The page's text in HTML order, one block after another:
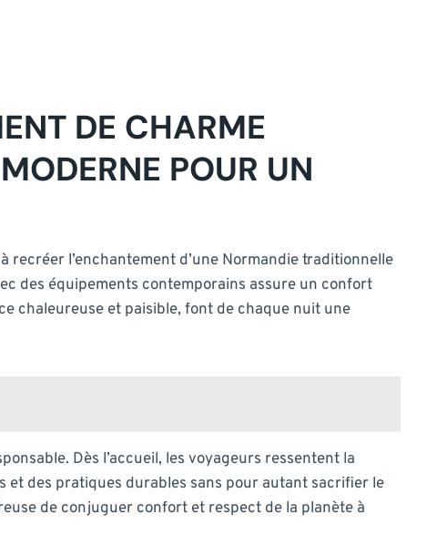
DE CHARME
POUR UN
recréer l’enchantement d’une Normandie traditionnelle
des équipements contemporains assure un confort
chaleureuse et paisible, font de chaque nuit une
Dès l’accueil, les voyageurs ressentent la
et des pratiques durables sans pour autant sacrifier le
de conjuguer confort et respect de la planète à